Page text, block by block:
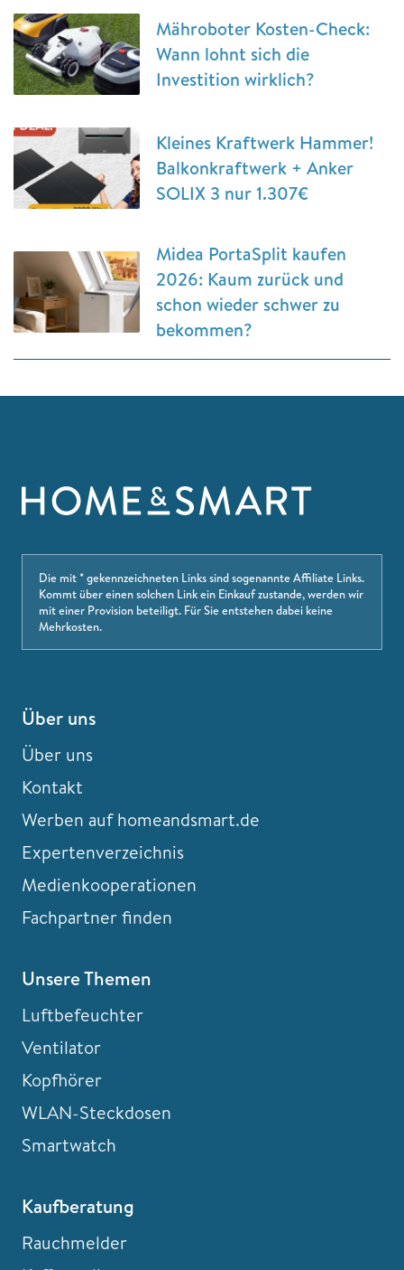
Mähroboter Kosten-Check:
Wann lohnt sich die
Investition wirklich?
Kleines Kraftwerk Hammer!
Balkonkraftwerk + Anker
SOLIX 3 nur 1.307€
Midea PortaSplit kaufen
2026: Kaum zurück und
schon wieder schwer zu
bekommen?
Die mit * gekennzeichneten Links sind sogenannte Affiliate Links.
Kommt über einen solchen Link ein Einkauf zustande, werden wir
mit einer Provision beteiligt. Für Sie entstehen dabei keine
Mehrkosten.
Über uns
Über uns
Kontakt
Werben auf homeandsmart.de
Expertenverzeichnis
Medienkooperationen
Fachpartner finden
Unsere Themen
Luftbefeuchter
Ventilator
Kopfhörer
WLAN-Steckdosen
Smartwatch
Kaufberatung
Rauchmelder